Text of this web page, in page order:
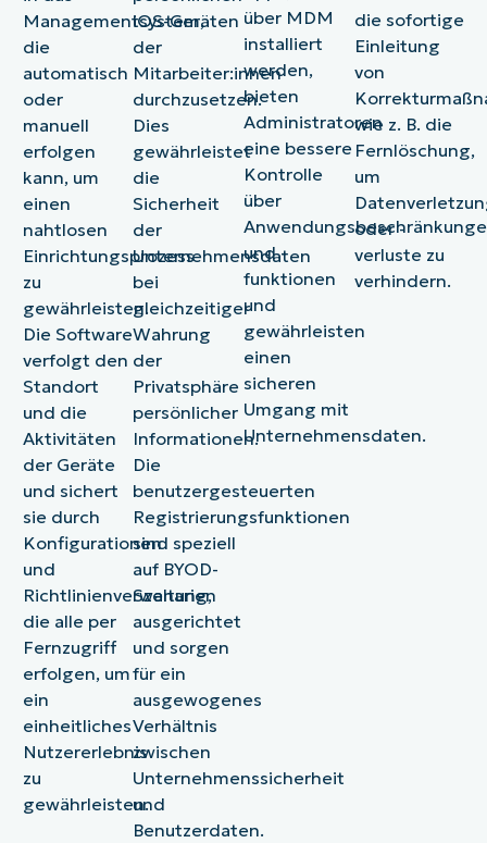
Managementsystem,
die
automatisch
oder
manuell
erfolgen
kann, um
einen
nahtlosen
Einrichtungsprozess
zu
gewährleisten.
Die Software
verfolgt den
Standort
und die
Aktivitäten
der Geräte
und sichert
sie durch
Konfigurationen
und
Richtlinienverwaltung,
die alle per
Fernzugriff
erfolgen, um
ein
einheitliches
Nutzererlebnis
zu
gewährleisten.
iOS-Geräten
der
Mitarbeiter:innen
durchzusetzen.
Dies
gewährleistet
die
Sicherheit
der
Unternehmensdaten
bei
gleichzeitiger
Wahrung
der
Privatsphäre
persönlicher
Informationen.
Die
benutzergesteuerten
Registrierungsfunktionen
sind speziell
auf BYOD-
Szenarien
ausgerichtet
und sorgen
für ein
ausgewogenes
Verhältnis
zwischen
Unternehmenssicherheit
und
Benutzerdaten.
über MDM
installiert
werden,
bieten
Administratoren
eine bessere
Kontrolle
über
und -
funktionen
und
gewährleisten
einen
sicheren
Umgang mit
Unternehmensdaten.
die sofortige
Einleitung
von
wie z. B. die
Fernlöschung,
um
oder -
verluste zu
verhindern.